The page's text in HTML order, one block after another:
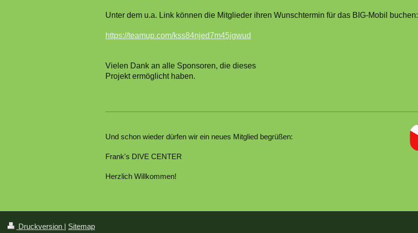
Unter dem u.a. Link können die Mitglieder ihren Wunschtermin für das BIG-Mobil buchen:
https://teamup.com/kss84njed7m45jgwud
Vielen Dank an alle Sponsoren, die dieses
Projekt ermöglicht haben.
Und schon wieder dürfen wir ein neues Mitglied begrüßen:
Frank's DIVE CENTER
Herzlich Willkommen!
Druckversion | Sitemap